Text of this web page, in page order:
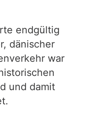
endgültig
dänischer
war
und damit